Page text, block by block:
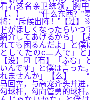
看着这名亲卫统领，胸
【，】 “什么东西？”
将：“斥候出阵！”【过
ドがほしくなったらいつ
紹介してあげるから」
れても困るんだよ」と
としてたのc二人で」
【没】☑【有】「ふむ」
いんです」と僕は言った
れませんか」【么】 “
马回奔，与高宠齐头并进
勾球杆，勾向管勇的球杆